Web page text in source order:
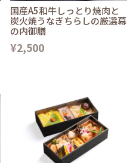
国産A5和牛しっとり焼肉と
炭火焼うなぎちらしの厳選幕
の内御膳
¥2,500